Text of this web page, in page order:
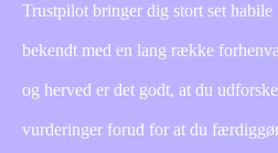
Trustpilot bringer dig stort set
bekendt med en lang række
og herved er det godt, at du
vurderinger forud for at du